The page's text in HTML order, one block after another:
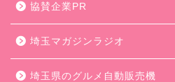
協賛企業PR
埼玉マガジンラジオ
埼玉県のグルメ自動販売機